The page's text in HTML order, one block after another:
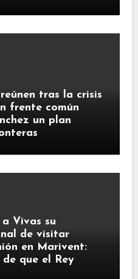
tras la crisis
frente común
un plan
Vivas su
de visitar
en Marivent:
que el Rey